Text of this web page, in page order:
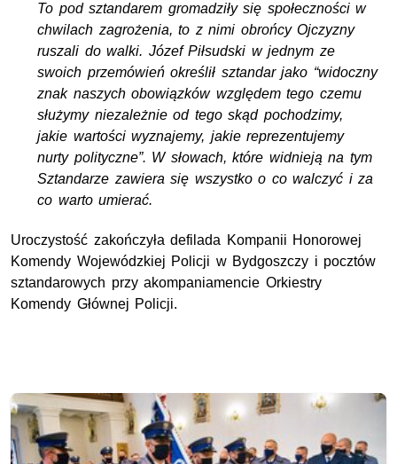
To pod sztandarem gromadziły się społeczności w
chwilach zagrożenia, to z nimi obrońcy Ojczyzny
ruszali do walki. Józef Piłsudski w jednym ze
swoich przemówień określił sztandar jako “widoczny
znak naszych obowiązków względem tego czemu
służymy niezależnie od tego skąd pochodzimy,
jakie wartości wyznajemy, jakie reprezentujemy
nurty polityczne”. W słowach, które widnieją na tym
Sztandarze zawiera się wszystko o co walczyć i za
co warto umierać.
Uroczystość zakończyła defilada Kompanii Honorowej
Komendy Wojewódzkiej Policji w Bydgoszczy i pocztów
sztandarowych przy akompaniamencie Orkiestry
Komendy Głównej Policji.